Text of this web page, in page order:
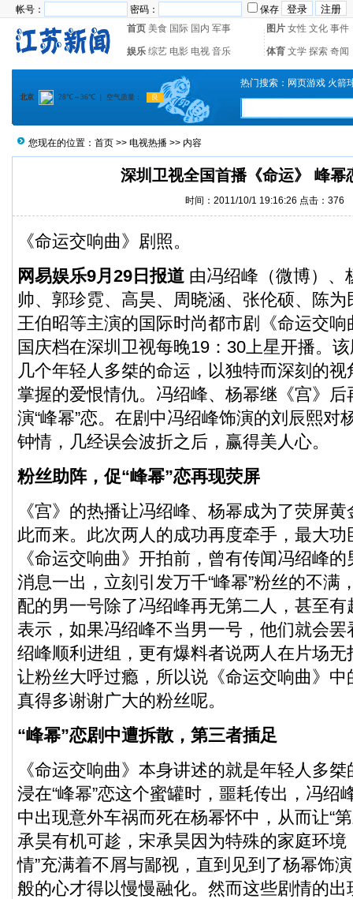
帐号： 密码：
保存
首页 美食 国际 国内 军事 图片 女性 文化 事件
娱乐 综艺 电影 电视 音乐 体育 文学 探索 奇闻
热门搜索： 网页游戏 火箭
您现在的位置： 首页 >> 电视热播 >> 内容
深圳卫视全国首播《命运》 峰幂
时间：2011/10/1 19:16:26 点击： 376
《命运交响曲》剧照。
网易娱乐9月29日报道由冯绍峰（微博）、
帅、郭珍霓、高昊、周晓涵、张伦硕、陈
王伯昭等主演的国际时尚都市剧《命运交
国庆档在深圳卫视每晚19：30上星开播。
几个年轻人多桀的命运，以独特而深刻的
掌握的爱恨情仇。冯绍峰、杨幂继《宫》
演“峰幂”恋。在剧中冯绍峰饰演的刘辰熙对
钟情，几经误会波折之后，赢得美人心。
粉丝助阵，促“峰幂”恋再现荧屏
《宫》的热播让冯绍峰、杨幂成为了荧屏黄
此而来。此次两人的成功再度牵手，最大
《命运交响曲》开拍前，曾有传闻冯绍峰
消息一出，立刻引发万千“峰幂”粉丝的不满
配的男一号除了冯绍峰再无第二人，甚至
表示，如果冯绍峰不当男一号，他们就会
绍峰顺利进组，更有爆料者说两人在片场
让粉丝大呼过瘾，所以说《命运交响曲》中
真得多谢谢广大的粉丝呢。
“峰幂”恋剧中遭拆散，第三者插足
《命运交响曲》本身讲述的就是年轻人多
浸在“峰幂”恋这个蜜罐时，噩耗传出，冯绍
中出现意外车祸而死在杨幂怀中，从而让“
承昊有机可趁，宋承昊因为特殊的家庭环境
情”充满着不屑与鄙视，直到见到了杨幂饰
般的心才得以慢慢融化。然而这些剧情的出